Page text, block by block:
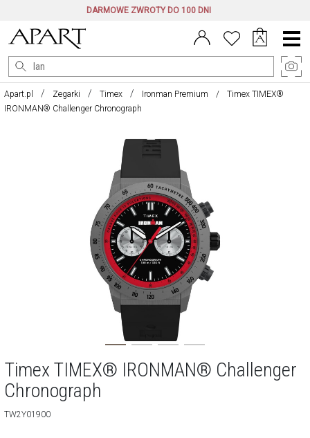
DARMOWE ZWROTY DO 100 DNI
Menu
główne
Apart.pl Zegarki Timex Ironman Premium
Timex TIMEX®
IRONMAN® Challenger Chronograph
Timex TIMEX® IRONMAN® Challenger
Chronograph
TW2Y01900